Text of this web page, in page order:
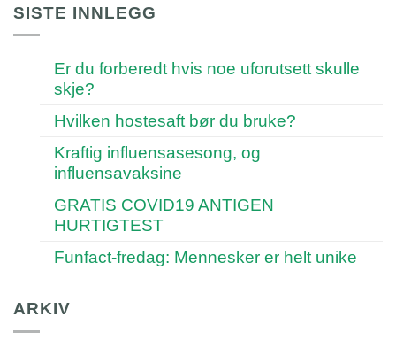
SISTE INNLEGG
Er du forberedt hvis noe uforutsett skulle
skje?
Hvilken hostesaft bør du bruke?
Kraftig influensasesong, og
influensavaksine
GRATIS COVID19 ANTIGEN
HURTIGTEST
Funfact-fredag: Mennesker er helt unike
ARKIV